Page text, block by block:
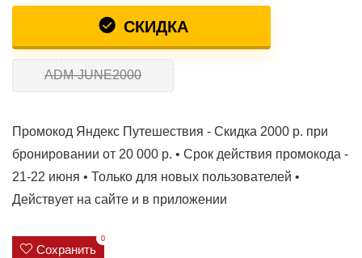
СКИДКА
ADM-JUNE2000
Промокод Яндекс Путешествия - Скидка 2000 р. при
бронировании от 20 000 р. • Срок действия промокода -
21-22 июня • Только для новых пользователей •
Действует на сайте и в приложении
Сохранить
0